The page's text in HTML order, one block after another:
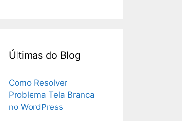
Últimas do Blog
Como Resolver
Problema Tela Branca
no WordPress